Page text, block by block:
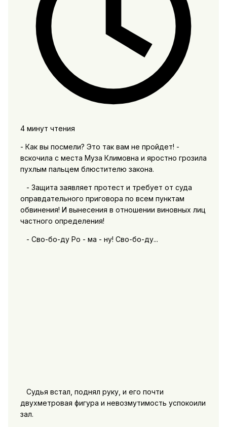
4 минут чтения
- Как вы посмели? Это так вам не пройдет! -
вскочила с места Муза Климовна и яростно грозила
пухлым пальцем блюстителю закона.
- Защита заявляет протест и требует от суда
оправдательного приговора по всем пунктам
обвинения! И вынесения в отношении виновных лиц
частного определения!
- Сво-бо-ду Ро - ма - ну! Сво-бо-ду...
Судья встал, поднял руку, и его почти
двухметровая фигура и невозмутимость успокоили
зал.